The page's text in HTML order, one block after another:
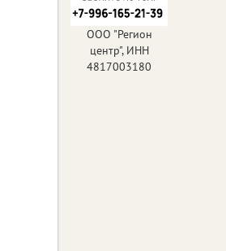
ООО "Регион
центр", ИНН
4817003180